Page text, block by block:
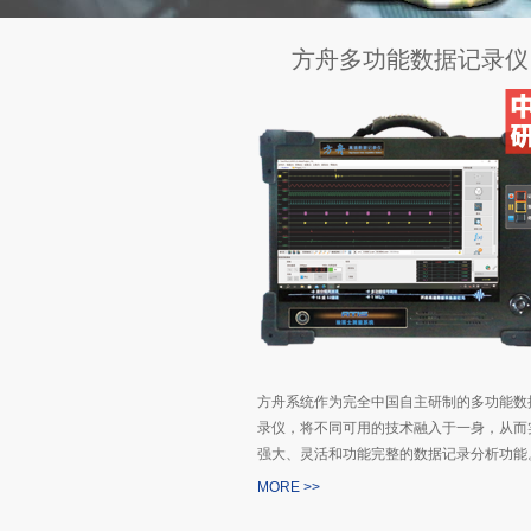
方舟多功能数据记录仪
方舟系统作为完全中国自主研制的多功能数
录仪，将不同可用的技术融入于一身，从而
强大、灵活和功能完整的数据记录分析功
MORE >>